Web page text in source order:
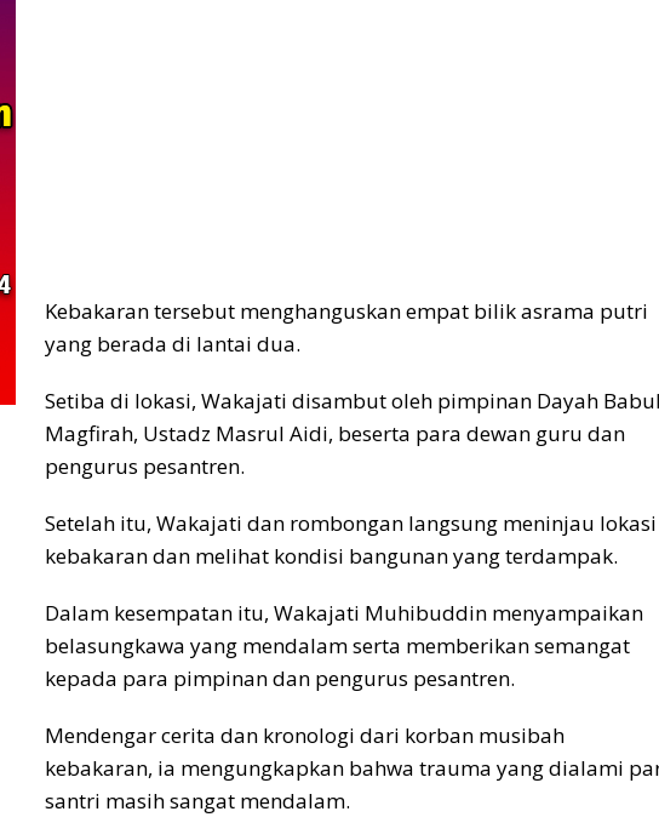
Kebakaran tersebut menghanguskan empat bilik asrama putri
yang berada di lantai dua.
Setiba di lokasi, Wakajati disambut oleh pimpinan Dayah Babul
Magfirah, Ustadz Masrul Aidi, beserta para dewan guru dan
pengurus pesantren.
Setelah itu, Wakajati dan rombongan langsung meninjau lokasi
kebakaran dan melihat kondisi bangunan yang terdampak.
Dalam kesempatan itu, Wakajati Muhibuddin menyampaikan
belasungkawa yang mendalam serta memberikan semangat
kepada para pimpinan dan pengurus pesantren.
Mendengar cerita dan kronologi dari korban musibah
kebakaran, ia mengungkapkan bahwa trauma yang dialami
santri masih sangat mendalam.